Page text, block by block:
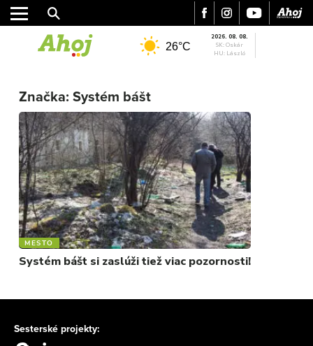
REGIÓN
ŠPORT
KULTÚRA
FOTKY
VIDEO
MIX
26°C
2026. 08. 08.
SK: Oskár
HU: László
Značka: Systém bášt
MESTO
Systém bášt si zaslúži tiež viac pozornosti!
Sesterské projekty: